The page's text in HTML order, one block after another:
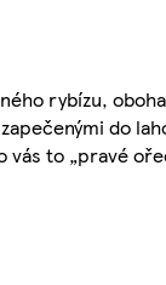
rybízu,
do
to „pravé